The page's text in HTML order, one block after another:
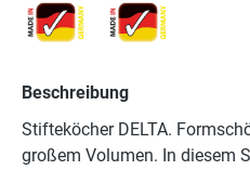
Beschreibung
Stifteköcher DELTA.
großem Volumen. In diesem